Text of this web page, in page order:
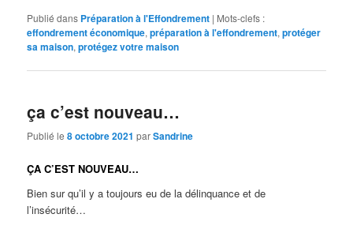
Publié dans Préparation à l'Effondrement | Mots-clefs :
effondrement économique,préparation à l'effondrement,protéger
sa maison,protégez votre maison
ça c’est nouveau…
Publié le8 octobre 2021 parSandrine
ÇA C’EST NOUVEAU…
Bien sur qu’il y a toujours eu de la délinquance et de
l’insécurité…